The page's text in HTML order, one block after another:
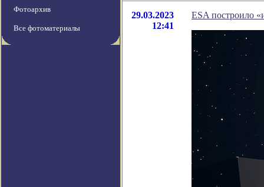
Фотоархив
Все фотоматериалы
29.03.2023
12:41
ESA построило